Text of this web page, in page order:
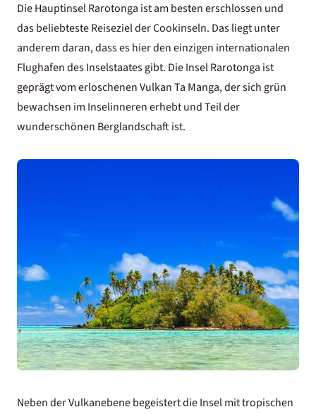
Die Hauptinsel Rarotonga ist am besten erschlossen und
das beliebteste Reiseziel der Cookinseln. Das liegt unter
anderem daran, dass es hier den einzigen internationalen
Flughafen des Inselstaates gibt. Die Insel Rarotonga ist
geprägt vom erloschenen Vulkan Ta Manga, der sich grün
bewachsen im Inselinneren erhebt und Teil der
wunderschönen Berglandschaft ist.
Neben der Vulkanebene begeistert die Insel mit tropischen